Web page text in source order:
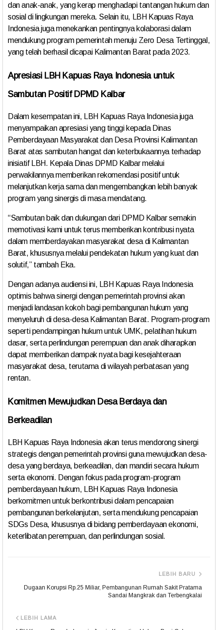
dan anak-anak, yang kerap menghadapi tantangan hukum dan
sosial di lingkungan mereka. Selain itu, LBH Kapuas Raya
Indonesia juga menekankan pentingnya kolaborasi dalam
mendukung program pemerintah menuju Zero Desa Tertinggal,
yang telah berhasil dicapai Kalimantan Barat pada 2023.
Apresiasi LBH Kapuas Raya Indonesia untuk
Sambutan Positif DPMD Kalbar
Dalam kesempatan ini, LBH Kapuas Raya Indonesia juga
menyampaikan apresiasi yang tinggi kepada Dinas
Pemberdayaan Masyarakat dan Desa Provinsi Kalimantan
Barat atas sambutan hangat dan keterbukaannya terhadap
inisiatif LBH. Kepala Dinas DPMD Kalbar melalui
perwakilannya memberikan rekomendasi positif untuk
melanjutkan kerja sama dan mengembangkan lebih banyak
program yang sinergis di masa mendatang.
“Sambutan baik dan dukungan dari DPMD Kalbar semakin
memotivasi kami untuk terus memberikan kontribusi nyata
dalam memberdayakan masyarakat desa di Kalimantan
Barat, khususnya melalui pendekatan hukum yang kuat dan
solutif,” tambah Eka.
Dengan adanya audiensi ini, LBH Kapuas Raya Indonesia
optimis bahwa sinergi dengan pemerintah provinsi akan
menjadi landasan kokoh bagi pembangunan hukum yang
menyeluruh di desa-desa Kalimantan Barat. Program-program
seperti pendampingan hukum untuk UMK, pelatihan hukum
dasar, serta perlindungan perempuan dan anak diharapkan
dapat memberikan dampak nyata bagi kesejahteraan
masyarakat desa, terutama di wilayah perbatasan yang
rentan.
Komitmen Mewujudkan Desa Berdaya dan
Berkeadilan
LBH Kapuas Raya Indonesia akan terus mendorong sinergi
strategis dengan pemerintah provinsi guna mewujudkan desa-
desa yang berdaya, berkeadilan, dan mandiri secara hukum
serta ekonomi. Dengan fokus pada program-program
pemberdayaan hukum, LBH Kapuas Raya Indonesia
berkomitmen untuk berkontribusi dalam pencapaian
pembangunan berkelanjutan, serta mendukung pencapaian
SDGs Desa, khususnya di bidang pemberdayaan ekonomi,
keterlibatan perempuan, dan perlindungan sosial.
LEBIH BARU
Dugaan Korupsi Rp.25 Miliar, Pembangunan Rumah Sakit Pratama
Sandai Mangkrak dan Terbengkalai
LEBIH LAMA